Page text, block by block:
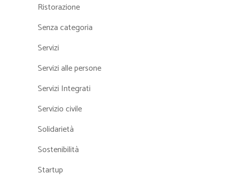
Ristorazione
Senza categoria
Servizi
Servizi alle persone
Servizi Integrati
Servizio civile
Solidarietà
Sostenibilità
Startup